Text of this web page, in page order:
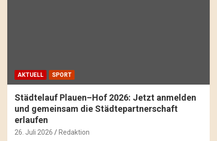
AKTUELL SPORT
Städtelauf Plauen–Hof 2026: Jetzt anmelden
und gemeinsam die Städtepartnerschaft
erlaufen
26. Juli 2026 Redaktion